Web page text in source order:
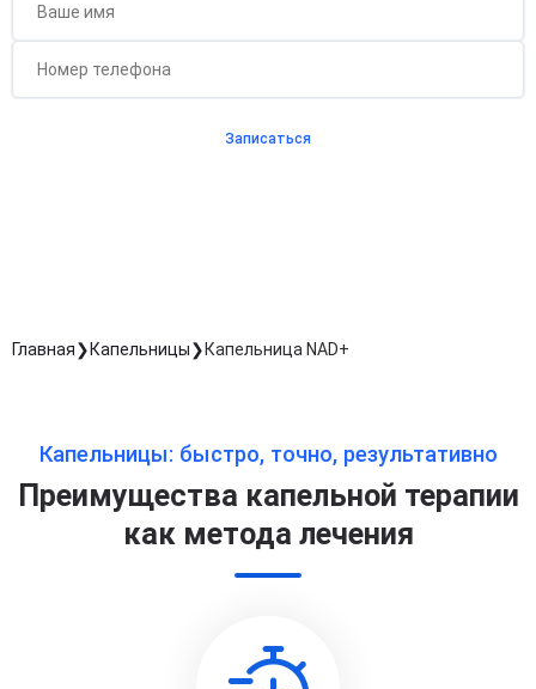
Записаться
Главная Капельницы Капельница NAD+
Капельницы: быстро, точно, результативно
Преимущества капельной терапии
как метода лечения